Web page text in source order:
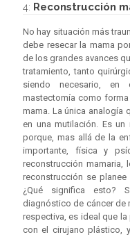
4: Reconstrucción
No hay situación más
debe resecar la mama
de los grandes avances
tratamiento, tanto
siendo necesario, en
mastectomía como
mama. La única analogía
en una mutilación. Es
porque, mas allá de la
importante, física y
reconstrucción mamaria,
reconstrucción se
¿Qué significa esto?
diagnóstico de cáncer de
respectiva, es ideal que
con el cirujano plástico,